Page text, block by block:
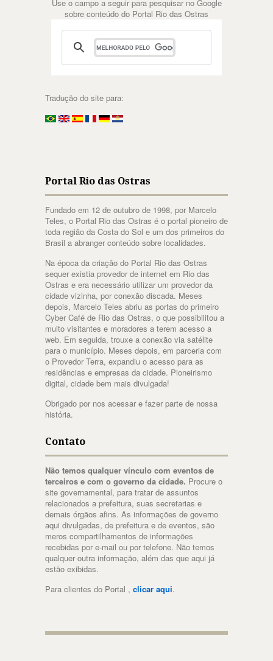
Use o campo a seguir para pesquisar no Google
sobre conteúdo do Portal Rio das Ostras
Tradução do site para:
Portal Rio das Ostras
Fundado em 12 de outubro de 1998, por Marcelo
Teles, o Portal Rio das Ostras é o portal pioneiro de
toda região da Costa do Sol e um dos primeiros do
Brasil a abranger conteúdo sobre localidades.
Na época da criação do Portal Rio das Ostras
sequer existia provedor de internet em Rio das
Ostras e era necessário utilizar um provedor da
cidade vizinha, por conexão discada. Meses
depois, Marcelo Teles abriu as portas do primeiro
Cyber Café de Rio das Ostras, o que possibilitou a
muito visitantes e moradores a terem acesso a
web. Em seguida, trouxe a conexão via satélite
para o município. Meses depois, em parceria com
o Provedor Terra, expandiu o acesso para as
residências e empresas da cidade. Pioneirismo
digital, cidade bem mais divulgada!
Obrigado por nos acessar e fazer parte de nossa
história.
Contato
Não temos qualquer vínculo com eventos de
terceiros e com o governo da cidade. Procure o
site governamental, para tratar de assuntos
relacionados a prefeitura, suas secretarias e
demais órgãos afins. As informações de governo
aqui divulgadas, de prefeitura e de eventos, são
meros compartilhamentos de informações
recebidas por e-mail ou por telefone. Não temos
qualquer outra informação, além das que aqui já
estão exibidas.
Para clientes do Portal , clicar aqui.